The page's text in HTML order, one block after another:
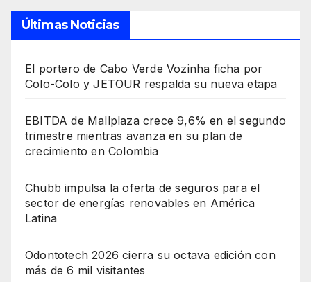
Últimas Noticias
El portero de Cabo Verde Vozinha ficha por
Colo-Colo y JETOUR respalda su nueva etapa
EBITDA de Mallplaza crece 9,6% en el segundo
trimestre mientras avanza en su plan de
crecimiento en Colombia
Chubb impulsa la oferta de seguros para el
sector de energías renovables en América
Latina
Odontotech 2026 cierra su octava edición con
más de 6 mil visitantes